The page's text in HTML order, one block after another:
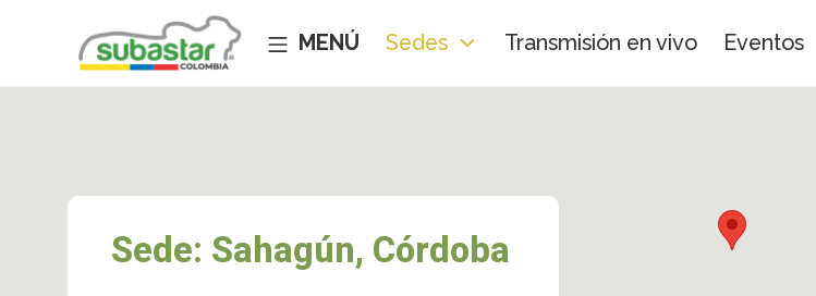
Sedes Transmisión en vivo Eventos
Sede: Sahagún, Córdoba